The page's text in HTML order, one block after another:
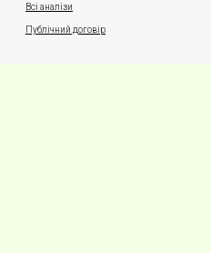
Всі аналізи
Публічний договір